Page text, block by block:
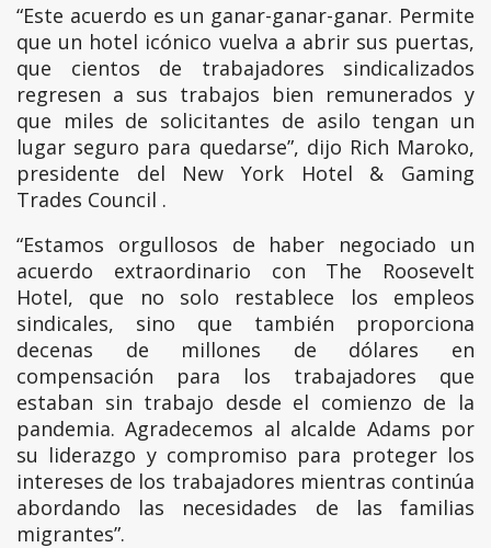
“Este acuerdo es un ganar-ganar-ganar. Permite
que un hotel icónico vuelva a abrir sus puertas,
que cientos de trabajadores sindicalizados
regresen a sus trabajos bien remunerados y
que miles de solicitantes de asilo tengan un
lugar seguro para quedarse”, dijo Rich Maroko,
presidente del New York Hotel & Gaming
Trades Council .
“Estamos orgullosos de haber negociado un
acuerdo extraordinario con The Roosevelt
Hotel, que no solo restablece los empleos
sindicales, sino que también proporciona
decenas de millones de dólares en
compensación para los trabajadores que
estaban sin trabajo desde el comienzo de la
pandemia. Agradecemos al alcalde Adams por
su liderazgo y compromiso para proteger los
intereses de los trabajadores mientras continúa
abordando las necesidades de las familias
migrantes”.